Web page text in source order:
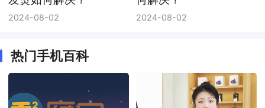
2024-08-02 2024-08-02
热门手机百科